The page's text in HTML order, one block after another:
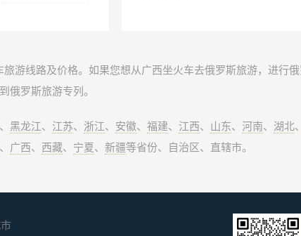
游线路及价格。如果您想从广西坐火车去俄罗斯旅游，进行
俄罗斯旅游专列。
黑龙江、 江苏、 浙江、 安徽、 福建、 江西、 山东、 河南、 湖北、
、 广西、 西藏、 宁夏、 新疆等省份、自治区、直辖市。